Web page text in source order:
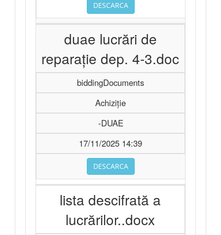
DESCARCA
duae lucrări de
reparație dep. 4-3.doc
biddingDocuments
Achiziție
-DUAE
17/11/2025 14:39
DESCARCA
lista descifrată a
lucrărilor..docx